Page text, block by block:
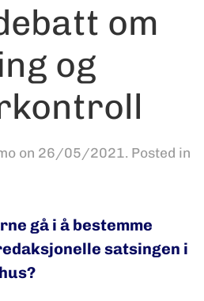
om
og
on 26/05/2021. Posted in
gå i å bestemme
satsingen i